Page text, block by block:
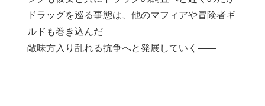
ドラッグを巡る事態は、他のマフィアや冒険者ギ
ルドも巻き込んだ
敵味方入り乱れる抗争へと発展していく――